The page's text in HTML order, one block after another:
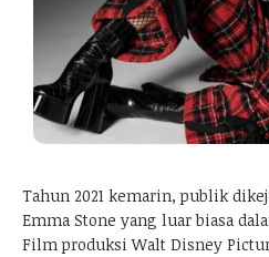
Tahun 2021 kemarin, publik
Emma Stone yang luar biasa
Film produksi Walt Disney